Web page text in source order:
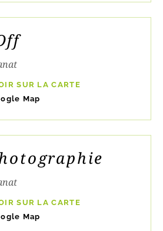
SUR LA CARTE
Map
SUR LA CARTE
Map